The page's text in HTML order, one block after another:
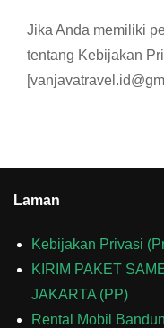
Jika Anda memiliki
tentang Kebijakan
Laman
Kebijakan Privasi
KIRIM PAKET
JAKARTA (PP)
Rental Mobil